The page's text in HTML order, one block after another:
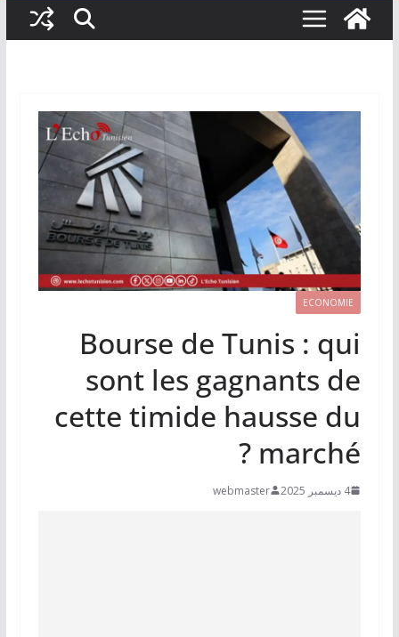
ECONOMIE
Bourse de Tunis : qui
sont les gagnants de
cette timide hausse du
marché ?
4 ديسمبر 2025 webmaster